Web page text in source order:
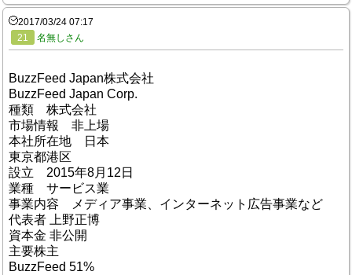
2017/03/24 07:17
21
名無しさん
BuzzFeed Japan株式会社
BuzzFeed Japan Corp.
種類 株式会社
市場情報 非上場
本社所在地 日本
東京都港区
設立 2015年8月12日
業種 サービス業
事業内容 メディア事業、インターネット広告事業など
代表者 上野正博
資本金 非公開
主要株主
BuzzFeed 51%